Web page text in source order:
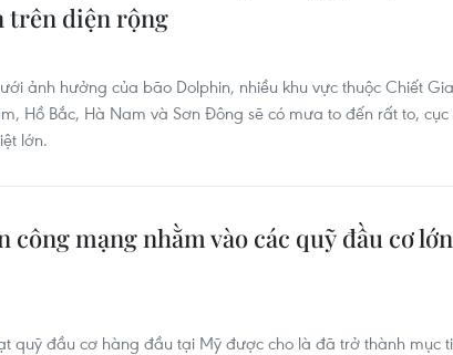
trên diện rộng
ảnh hưởng của bão Dolphin, nhiều khu vực thuộc Chiết
Hồ Bắc, Hà Nam và Sơn Đông sẽ có mưa to đến rất to,
lớn.
công mạng nhằm vào các quỹ đầu cơ lớn
quỹ đầu cơ hàng đầu tại Mỹ được cho là đã trở thành mục